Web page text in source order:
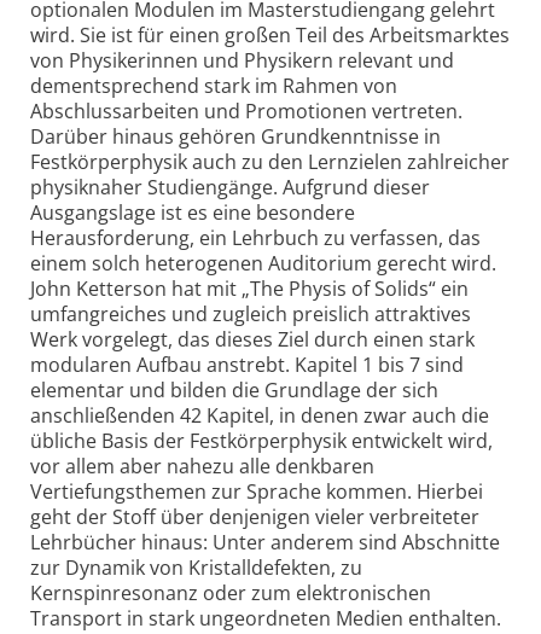
optionalen Modulen im Masterstudiengang gelehrt
wird. Sie ist für ­einen großen Teil des Arbeitsmarktes
von Physikerinnen und Physikern relevant und
dementsprechend stark im Rahmen von
Abschlussarbeiten und Promotionen vertreten.
Darüber hinaus gehören Grundkenntnisse in
Festkörperphysik auch zu den Lernzielen zahlreicher
physiknaher Studiengänge. Aufgrund dieser
Ausgangslage ist es eine besondere
Herausforderung, ein Lehrbuch zu verfassen, das
einem solch heterogenen Auditorium gerecht wird.
John Ketterson hat mit „The Physis of Solids“ ein
umfangreiches und zugleich preislich attraktives
Werk vorgelegt, das dieses Ziel durch einen stark
modularen Aufbau anstrebt. Kapitel 1 bis 7 sind
elementar und bilden die Grund­lage der sich
anschließenden 42 Kapitel, in denen zwar auch die
übliche Basis der Festkörperphysik entwickelt wird,
vor allem aber nahezu alle denkbaren
Vertiefungsthemen zur Sprache kommen. Hierbei
geht der Stoff über denjenigen vieler verbreiteter
Lehrbücher hinaus: Unter anderem sind Abschnitte
zur Dynamik von Kristalldefekten, zu
Kernspinresonanz oder zum elektronischen
Transport in stark ungeordneten Medien enthalten.